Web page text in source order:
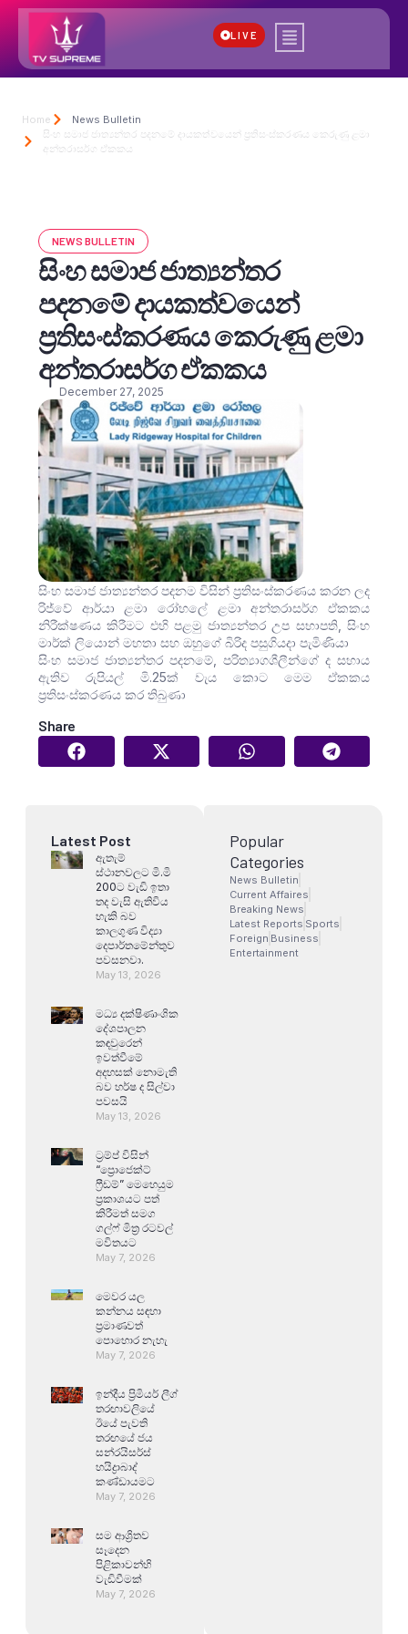
LIVE
Home
News Bulletin
සිංහ සමාජ ජාත්‍යන්තර පදනමේ දායකත්වයෙන් ප්‍රතිසංස්කරණය කෙරුණු ළමා
අන්තරාසර්ග ඒකකය
NEWS BULLETIN
සිංහ සමාජ ජාත්‍යන්තර
පදනමේ දායකත්වයෙන්
ප්‍රතිසංස්කරණය කෙරුණු ළමා
අන්තරාසර්ග ඒකකය
December 27, 2025
සිංහ සමාජ ජාත්‍යන්තර පදනම විසින් ප්‍රතිසංස්කරණය කරන ලද
රිජ්වේ ආර්යා ළමා රෝහලේ ළමා අන්තරාසර්ග ඒකකය
නිරීක්ෂණය කිරීමට එහි පළමු ජාත්‍යන්තර උප සභාපති, සිංහ
මාර්ක් ලියොන් මහතා සහ ඔහුගේ බිරිද පසුගියදා පැමිණියා
සිංහ සමාජ ජාත්‍යන්තර පදනමේ, පරිත්‍යාගශීලීන්ගේ ද සහාය
ඇතිව රුපියල් මි.25ක් වැය කොට මෙම ඒකකය
ප්‍රතිසංස්කරණය කර තිබුණා
Share
Latest Post
ඇතැම්
ස්ථානවලට මි.මි
200ට වැඩි ඉතා
තද වැසි ඇතිවිය
හැකි බව
කාලගුණ විද්‍යා
දෙපාර්තමේන්තුව
පවසනවා.
May 13, 2026
මධ්‍ය දක්ෂිණාංශික
දේශපාලන
කඳවුරෙන්
ඉවත්වීමේ
අදහසක් නොමැති
බව හර්ෂ ද සිල්වා
පවසයි
May 13, 2026
ට්‍රම්ප් විසින්
“ප්‍රොජෙක්ට්
ෆ්‍රීඩම්” මෙහෙයුම
ප්‍රකාශයට පත්
කිරීමත් සමග
ගල්ෆ් මිත්‍ර රටවල්
මවිතයට
May 7, 2026
මෙවර යල
කන්නය සඳහා
ප්‍රමාණවත්
පොහොර නැහැ
May 7, 2026
ඉන්දීය ප්‍රිමියර් ලීග්
තරඟාවලියේ
ඊයේ පැවති
තරඟයේ ජය
සන්රයිසර්ස්
හයිද්‍රාබාද්
කණ්ඩායමට
May 7, 2026
සම ආශ්‍රිතව
සෑදෙන
පිළිකාවන්හි
වැඩිවීමක්
May 7, 2026
Popular
Categories
News Bulletin
Current Affaires
Breaking News
Latest Reports Sports
Foreign Business
Entertainment